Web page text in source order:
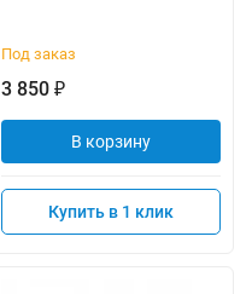
Под заказ
3 850 ₽
В корзину
Купить в 1 клик